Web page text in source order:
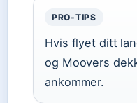
PRO-TIPS
Hvis flyet ditt
og Moovers
ankommer.